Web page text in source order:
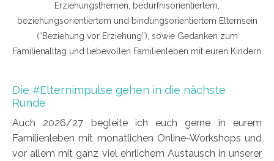
Erziehungsthemen, bedürfnisorientiertem,
beziehungsorientiertem und bindungsorientiertem Elternsein
(“Beziehung vor Erziehung”), sowie Gedanken zum
Familienalltag und liebevollen Familienleben mit euren Kindern
Die #Elternimpulse gehen in die nächste
Runde
Auch 2026/27 begleite ich euch gerne in eurem
Familienleben mit monatlichen Online-Workshops und
vor allem mit ganz viel ehrlichem Austausch in unserer